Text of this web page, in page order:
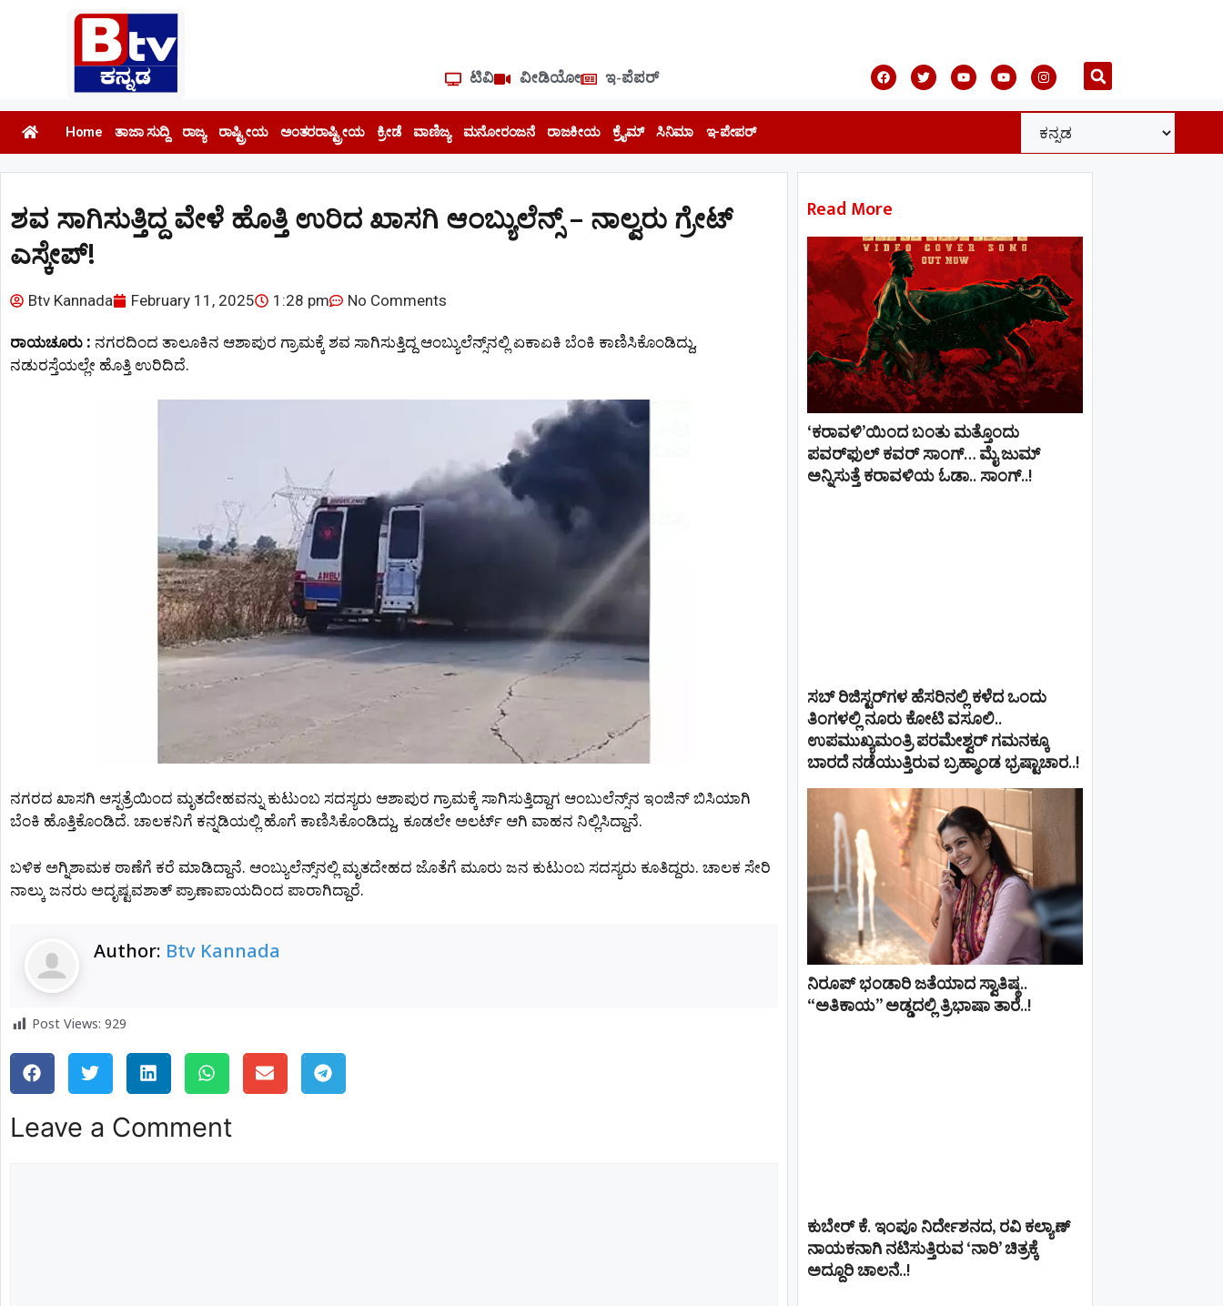
ಟಿವಿ ವೀಡಿಯೋ ಇ-ಪೆಪರ್
Home ತಾಜಾ ಸುದ್ದಿ ರಾಜ್ಯ ರಾಷ್ಟ್ರೀಯ ಅಂತರರಾಷ್ಟ್ರೀಯ ಕ್ರೀಡೆ ವಾಣಿಜ್ಯ ಮನೋರಂಜನೆ ರಾಜಕೀಯ ಕ್ರೈಮ್ ಸಿನಿಮಾ ಇ-ಪೇಪರ್
ಶವ ಸಾಗಿಸುತ್ತಿದ್ದ ವೇಳೆ ಹೊತ್ತಿ ಉರಿದ ಖಾಸಗಿ ಆಂಬ್ಯುಲೆನ್ಸ್ – ನಾಲ್ವರು ಗ್ರೇಟ್‌
ಎಸ್ಕೇಪ್‌!
Btv Kannada February 11, 2025 1:28 pm No Comments
ರಾಯಚೂರು : ನಗರದಿಂದ ತಾಲೂಕಿನ ಆಶಾಪುರ ಗ್ರಾಮಕ್ಕೆ ಶವ ಸಾಗಿಸುತ್ತಿದ್ದ ಆಂಬ್ಯುಲೆನ್ಸ್​​ನಲ್ಲಿ ಏಕಾಏಕಿ ಬೆಂಕಿ ಕಾಣಿಸಿಕೊಂಡಿದ್ದು,
ನಡುರಸ್ತೆಯಲ್ಲೇ ಹೊತ್ತಿ ಉರಿದಿದೆ.
ನಗರದ ಖಾಸಗಿ ಆಸ್ಪತ್ರೆಯಿಂದ ಮೃತದೇಹವನ್ನು ಕುಟುಂಬ ಸದಸ್ಯರು ಆಶಾಪುರ ಗ್ರಾಮಕ್ಕೆ ಸಾಗಿಸುತ್ತಿದ್ದಾಗ ಆಂಬುಲೆನ್ಸ್‌ನ ಇಂಜಿನ್ ಬಿಸಿಯಾಗಿ
ಬೆಂಕಿ ಹೊತ್ತಿಕೊಂಡಿದೆ. ಚಾಲಕನಿಗೆ ಕನ್ನಡಿಯಲ್ಲಿ ಹೊಗೆ ಕಾಣಿಸಿಕೊಂಡಿದ್ದು, ಕೂಡಲೇ ಅಲರ್ಟ್​ ಆಗಿ ವಾಹನ ನಿಲ್ಲಿಸಿದ್ದಾನೆ.
ಬಳಿಕ ಅಗ್ನಿಶಾಮಕ ಠಾಣೆಗೆ ಕರೆ ಮಾಡಿದ್ದಾನೆ. ಆಂಬ್ಯುಲೆನ್ಸ್​​ನಲ್ಲಿ ಮೃತದೇಹದ ಜೊತೆಗೆ ಮೂರು ಜನ ಕುಟುಂಬ ಸದಸ್ಯರು ಕೂತಿದ್ದರು. ಚಾಲಕ ಸೇರಿ
ನಾಲ್ಕು ಜನರು ಅದೃಷ್ಟವಶಾತ್ ಪ್ರಾಣಾಪಾಯದಿಂದ ಪಾರಾಗಿದ್ದಾರೆ.
Author: Btv Kannada
Post Views: 929
Leave a Comment
Read More
‘ಕರಾವಳಿ’ಯಿಂದ ಬಂತು ಮತ್ತೊಂದು
ಪವರ್‌ಫುಲ್ ಕವರ್ ಸಾಂಗ್… ಮೈ ಜುಮ್
ಅನ್ನಿಸುತ್ತೆ ಕರಾವಳಿಯ ಓಡಾ.. ಸಾಂಗ್‌..!
ಸಬ್ ರಿಜಿಸ್ಟರ್​ಗಳ ಹೆಸರಿನಲ್ಲಿ ಕಳೆದ ಒಂದು
ತಿಂಗಳಲ್ಲಿ ನೂರು ಕೋಟಿ ವಸೂಲಿ..
ಉಪಮುಖ್ಯಮಂತ್ರಿ ಪರಮೇಶ್ವರ್​ ಗಮನಕ್ಕೂ
ಬಾರದೆ ನಡೆಯುತ್ತಿರುವ ಬ್ರಹ್ಮಾಂಡ ಭ್ರಷ್ಟಾಚಾರ..!
ನಿರೂಪ್ ಭಂಡಾರಿ ಜತೆಯಾದ ಸ್ವಾತಿಷ್ಠ..
“ಅತಿಕಾಯ” ಅಡ್ಡದಲ್ಲಿ ತ್ರಿಭಾಷಾ ತಾರೆ..!
ಕುಬೇರ್ ಕೆ. ಇಂಪೂ ನಿರ್ದೇಶನದ, ರವಿ ಕಲ್ಯಾಣ್‍
ನಾಯಕನಾಗಿ ನಟಿಸುತ್ತಿರುವ ‘ನಾರಿ’ ಚಿತ್ರಕ್ಕೆ
ಅದ್ದೂರಿ ಚಾಲನೆ..!